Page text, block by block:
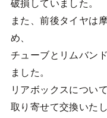
破損していました。
また、前後タイヤは
め、
チューブとリムバン
ました。
リアボックスについ
取り寄せて交換いたし